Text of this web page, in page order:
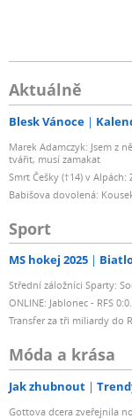
Aktuálně
Blesk Vánoce
Marek Adamczyk: Jsem z
tvářit, musí zamakat
Smrt Češky (†14) v
Babišova dovolená:
Sport
MS hokej 2025
Střední záložníci Sparty:
ONLINE: Jablonec - RFS
Transfer za tři miliardy do
Móda a krása
Jak zhubnout
Gottova dcera zveřejnila